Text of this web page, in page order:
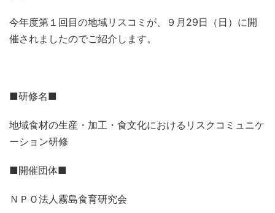
今年度第１回目の地域リスコミが、９月29日（日）に開
催されましたのでご紹介します。
■研修名■
地域食材の生産・加工・食文化におけるリスクコミュニケ
ーション研修
■開催団体■
ＮＰＯ法人霧島食育研究会